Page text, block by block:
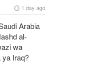
1 day ago
Arabia
al-
wa
ya Iraq?